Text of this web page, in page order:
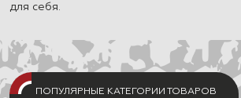
для себя.
ПОПУЛЯРНЫЕ КАТЕГОРИИ ТОВАРОВ